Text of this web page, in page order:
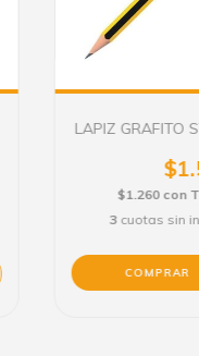
LAPIZ GRAFITO
$1.260 con
3 cuotas sin
COMPRAR